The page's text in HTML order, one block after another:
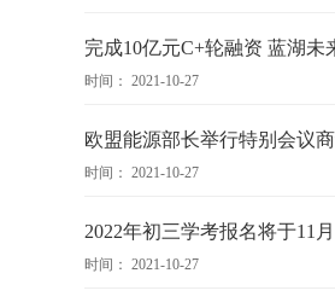
完成10亿元C+轮融资 蓝湖未
时间： 2021-10-27
欧盟能源部长举行特别会议
时间： 2021-10-27
2022年初三学考报名将于11
时间： 2021-10-27